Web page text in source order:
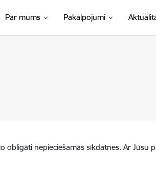
Par mums Pakalpojumi
obligāti nepieciešamās sīkdatnes. Ar